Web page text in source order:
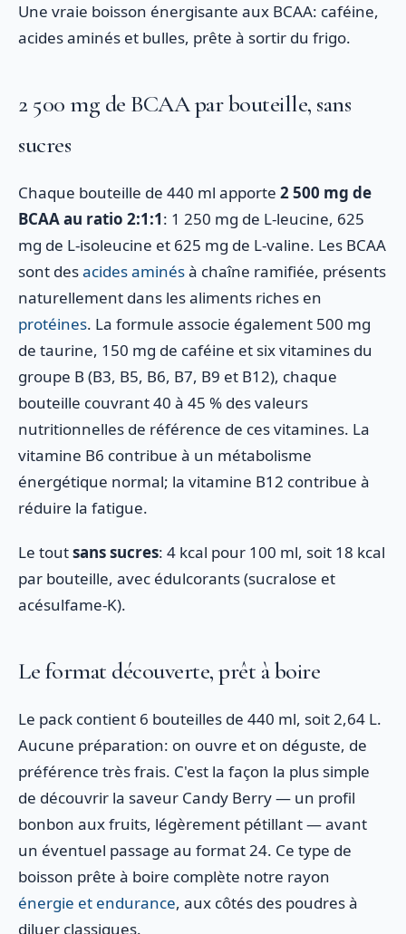
Une vraie boisson énergisante aux BCAA: caféine,
acides aminés et bulles, prête à sortir du frigo.
2 500 mg de BCAA par bouteille, sans
sucres
Chaque bouteille de 440 ml apporte 2 500 mg de
BCAA au ratio 2:1:1: 1 250 mg de L-leucine, 625
mg de L-isoleucine et 625 mg de L-valine. Les BCAA
sont desacides aminésà chaîne ramifiée, présents
naturellement dans les aliments riches en
protéines. La formule associe également 500 mg
de taurine, 150 mg de caféine et six vitamines du
groupe B (B3, B5, B6, B7, B9 et B12), chaque
bouteille couvrant 40 à 45 % des valeurs
nutritionnelles de référence de ces vitamines. La
vitamine B6 contribue à un métabolisme
énergétique normal; la vitamine B12 contribue à
réduire la fatigue.
Le toutsans sucres: 4 kcal pour 100 ml, soit 18 kcal
par bouteille, avec édulcorants (sucralose et
acésulfame-K).
Le format découverte, prêt à boire
Le pack contient 6 bouteilles de 440 ml, soit 2,64 L.
Aucune préparation: on ouvre et on déguste, de
préférence très frais. C'est la façon la plus simple
de découvrir la saveur Candy Berry — un profil
bonbon aux fruits, légèrement pétillant — avant
un éventuel passage au format 24. Ce type de
boisson prête à boire complète notre rayon
énergie et endurance, aux côtés des poudres à
diluer classiques.